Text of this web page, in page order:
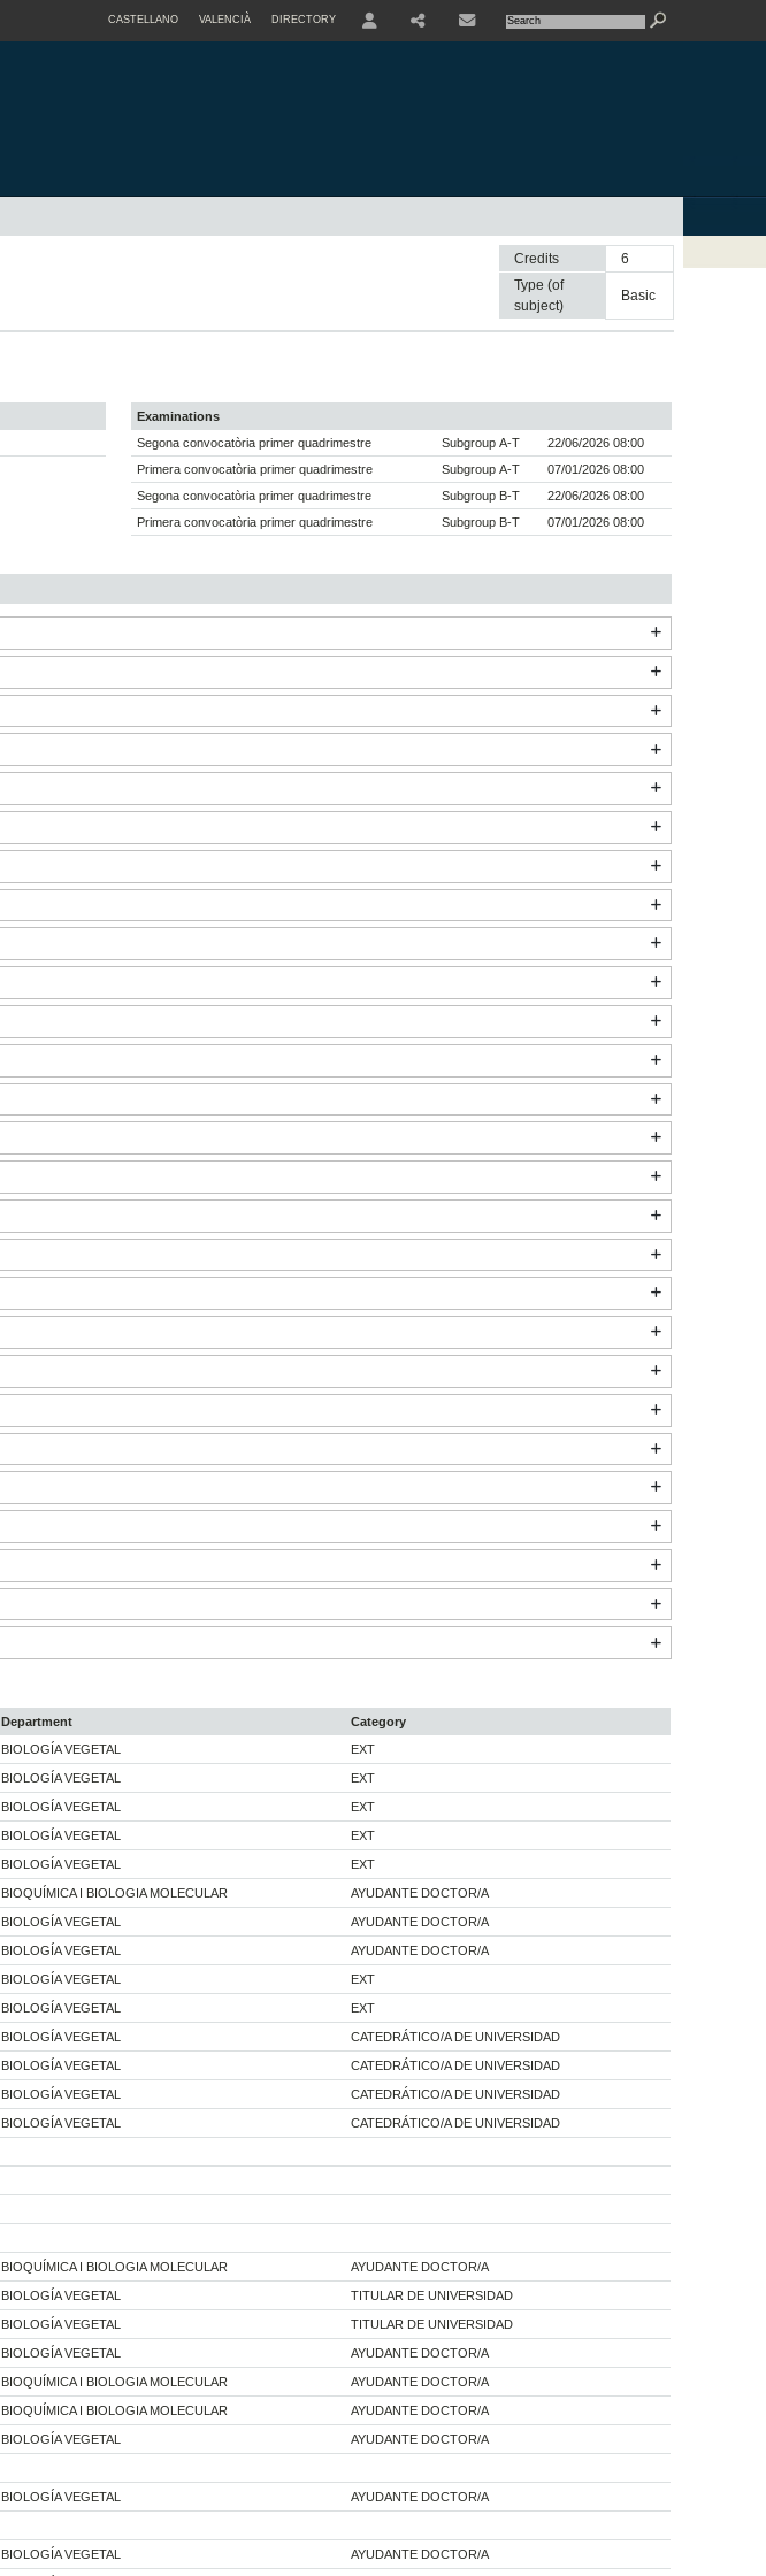
CASTELLANO VALENCIÀ DIRECTORY
Credits
6
Type (of
subject)
basic
Examinations
Segona convocatòria primer quadrimestre
Subgroup A-T
22/06/2026 08:00
Primera convocatòria primer quadrimestre
Subgroup A-T
07/01/2026 08:00
Segona convocatòria primer quadrimestre
Subgroup B-T
22/06/2026 08:00
Primera convocatòria primer quadrimestre
Subgroup B-T 07/01/2026 08:00
Department
Category
BIOLOGÍA VEGETAL EXT
BIOLOGÍA VEGETAL EXT
BIOLOGÍA VEGETAL EXT
BIOLOGÍA VEGETAL EXT
BIOLOGÍA VEGETAL EXT
BIOQUÍMICA I BIOLOGIA MOLECULAR AYUDANTE DOCTOR/A
BIOLOGÍA VEGETAL AYUDANTE DOCTOR/A
BIOLOGÍA VEGETAL AYUDANTE DOCTOR/A
BIOLOGÍA VEGETAL EXT
BIOLOGÍA VEGETAL EXT
BIOLOGÍA VEGETAL CATEDRÁTICO/A DE UNIVERSIDAD
BIOLOGÍA VEGETAL CATEDRÁTICO/A DE UNIVERSIDAD
BIOLOGÍA VEGETAL CATEDRÁTICO/A DE UNIVERSIDAD
BIOLOGÍA VEGETAL CATEDRÁTICO/A DE UNIVERSIDAD
BIOQUÍMICA I BIOLOGIA MOLECULAR AYUDANTE DOCTOR/A
BIOLOGÍA VEGETAL TITULAR DE UNIVERSIDAD
BIOLOGÍA VEGETAL TITULAR DE UNIVERSIDAD
BIOLOGÍA VEGETAL AYUDANTE DOCTOR/A
BIOQUÍMICA I BIOLOGIA MOLECULAR AYUDANTE DOCTOR/A
BIOQUÍMICA I BIOLOGIA MOLECULAR AYUDANTE DOCTOR/A
BIOLOGÍA VEGETAL AYUDANTE DOCTOR/A
BIOLOGÍA VEGETAL AYUDANTE DOCTOR/A
BIOLOGÍA VEGETAL AYUDANTE DOCTOR/A